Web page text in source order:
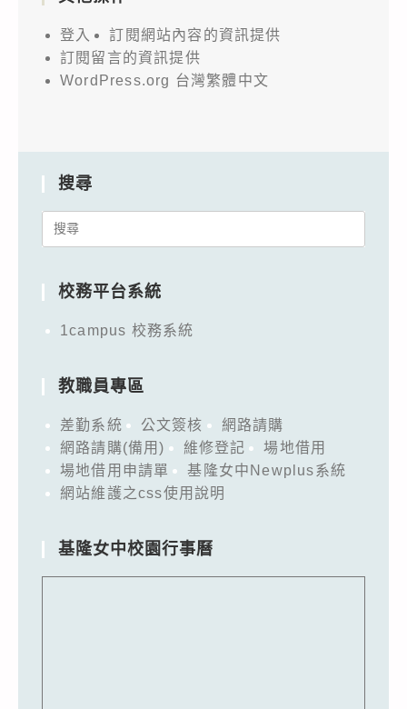
登入
訂閱網站內容的資訊提供
訂閱留言的資訊提供
WordPress.org 台灣繁體中文
搜尋
Search
校務平台系統
1campus 校務系統
教職員專區
差勤系統 公文簽核
網路請購
網路請購(備用)
維修登記
場地借用
場地借用申請單
基隆女中Newplus系統
網站維護之css使用說明
基隆女中校園行事曆